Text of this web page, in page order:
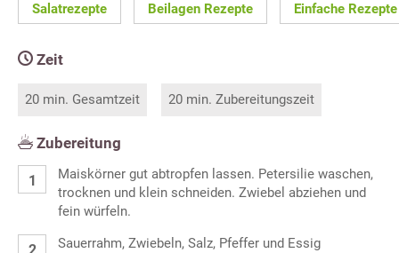
Salatrezepte Beilagen Rezepte Einfache Rezepte
Zeit
20 min. Gesamtzeit 20 min. Zubereitungszeit
Zubereitung
Maiskörner gut abtropfen lassen. Petersilie waschen,
trocknen und klein schneiden. Zwiebel abziehen und
fein würfeln.
Sauerrahm, Zwiebeln, Salz, Pfeffer und Essig